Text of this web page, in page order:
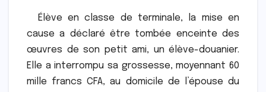
Élève en classe de terminale, la mise en
cause a déclaré être tombée enceinte des
œuvres de son petit ami, un élève-douanier.
Elle a interrompu sa grossesse, moyennant 60
mille francs CFA, au domicile de l’épouse du